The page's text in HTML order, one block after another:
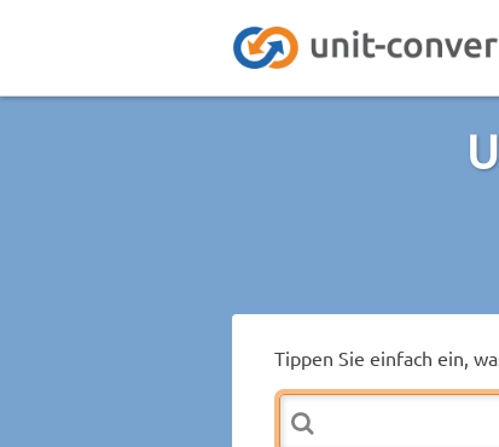
Tippen Sie einfach ein,